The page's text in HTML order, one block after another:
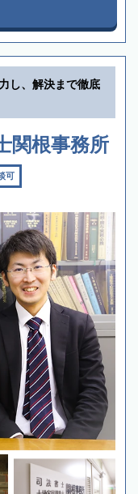
し、解決まで徹底
関根事務所
可